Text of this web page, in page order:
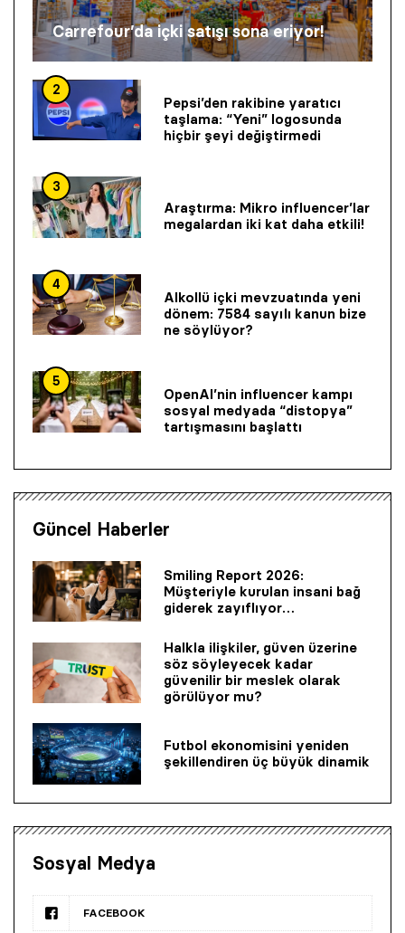
Carrefour’da içki satışı sona eriyor!
2
Pepsi’den rakibine yaratıcı
taşlama: “Yeni” logosunda
hiçbir şeyi değiştirmedi
3
Araştırma: Mikro influencer’lar
megalardan iki kat daha etkili!
4
Alkollü içki mevzuatında yeni
dönem: 7584 sayılı kanun bize
ne söylüyor?
5
OpenAI’nin influencer kampı
sosyal medyada “distopya”
tartışmasını başlattı
Güncel Haberler
Smiling Report 2026:
Müşteriyle kurulan insani bağ
giderek zayıflıyor…
Halkla ilişkiler, güven üzerine
söz söyleyecek kadar
güvenilir bir mes­lek olarak
görülüyor mu?
Futbol ekonomisini yeniden
şekillendiren üç büyük dinamik
Sosyal Medya
FACEBOOK